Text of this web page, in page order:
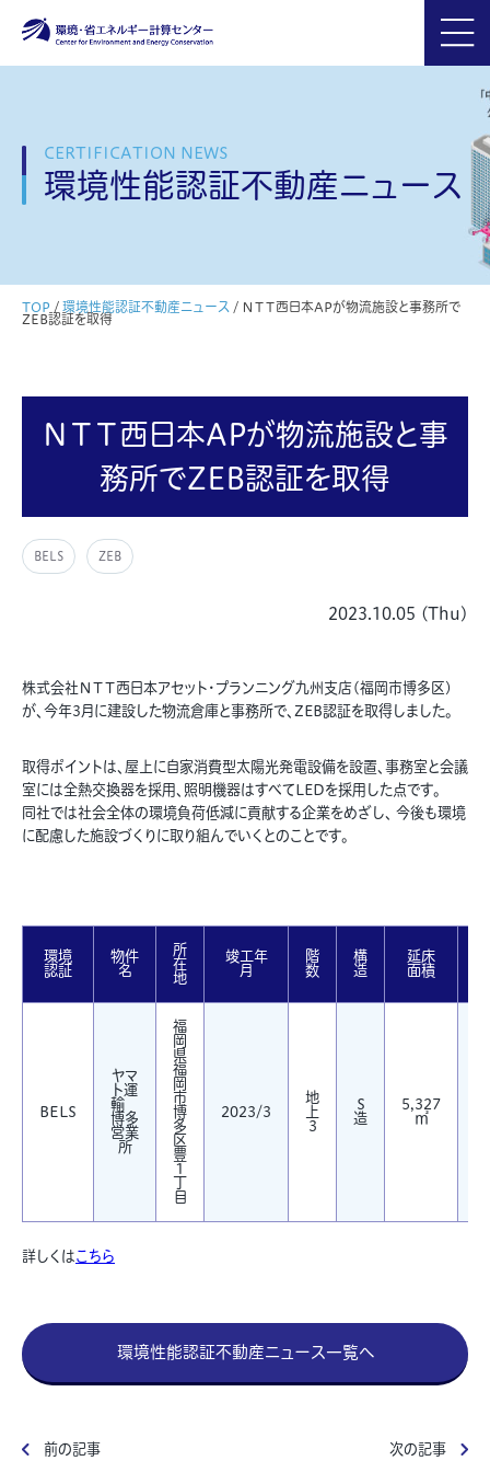
CERTIFICATION NEWS
環境性能認証不動産ニュース
TOP / 環境性能認証不動産ニュース / ＮＴＴ西日本APが物流施設と事務所で
ZEB認証を取得
ＮＴＴ西日本APが物流施設と事
務所でZEB認証を取得
BELS ZEB
2023.10.05 (Thu)
株式会社ＮＴＴ西日本アセット・プランニング九州支店(福岡市博多区)
が、今年3月に建設した物流倉庫と事務所で、ZEB認証を取得しました。
取得ポイントは、屋上に自家消費型太陽光発電設備を設置、事務室と会議
室には全熱交換器を採用、照明機器はすべてLEDを採用した点です。
同社では社会全体の環境負荷低減に貢献する企業をめざし、 今後も環境
に配慮した施設づくりに取り組んでいくとのことです。
環境
認証
物件
名
所
在
地
竣工年
月
階
数
構
造
延床
面積
BELS
ヤマ
ト運
輸
博多
営業
所
福
岡
県
福
岡
市
博
多
区
豊
１
丁
目
2023/3
地
上
3
S
造
5,327
㎡
詳しくはこちら
環境性能認証不動産ニュース一覧へ
前の記事 次の記事